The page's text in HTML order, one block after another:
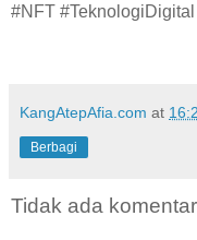
#NFT
KangAtepAfia.com at
Berbagi
Tidak ada